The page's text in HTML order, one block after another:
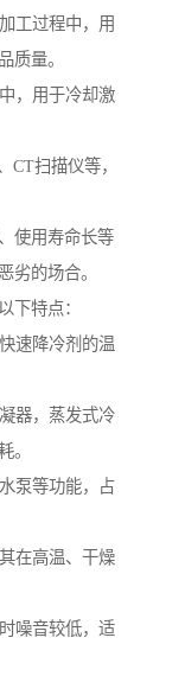
工过程中，用
质量。
，用于冷却激
CT扫描仪等，
使用寿命长等
劣的场合。
下特点：
速降冷剂的温
器，蒸发式冷
。
泵等功能，占
在高温、干燥
噪音较低，适